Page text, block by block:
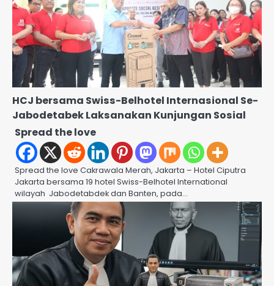
HCJ bersama Swiss-Belhotel Internasional Se-
Jabodetabek Laksanakan Kunjungan Sosial
Spread the love
Spread the love Cakrawala Merah, Jakarta – Hotel Ciputra
Jakarta bersama 19 hotel Swiss-Belhotel International
wilayah Jabodetabdek dan Banten, pada…